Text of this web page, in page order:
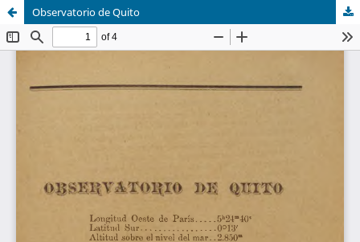
Observatorio de Quito